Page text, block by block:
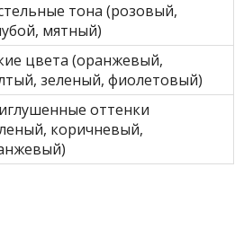
тона (розовый,
мятный)
цвета (оранжевый,
зеленый, фиолетовый)
оттенки
коричневый,